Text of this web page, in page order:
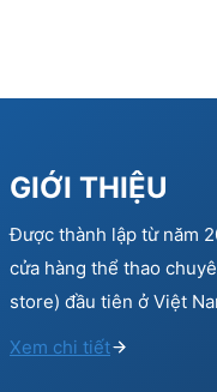
GIỚI THIỆU
Được thành lập từ năm
cửa hàng thể thao
store) đầu tiên ở Việt
Xem chi tiết